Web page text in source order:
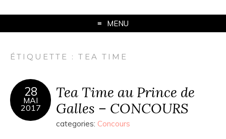
MENU
ÉTIQUETTE :TEA TIME
28
MAI
2017
Tea Time au Prince de
Galles – CONCOURS
categories: Concours